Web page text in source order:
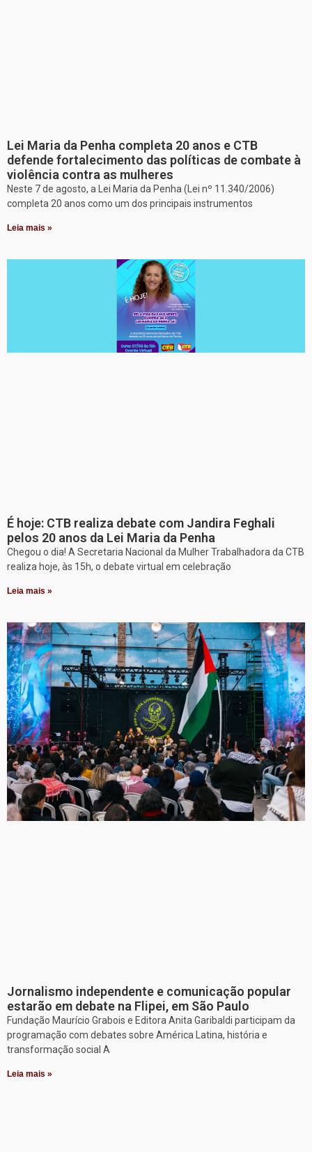
Lei Maria da Penha completa 20 anos e CTB
defende fortalecimento das políticas de combate à
violência contra as mulheres
Neste 7 de agosto, a Lei Maria da Penha (Lei nº 11.340/2006)
completa 20 anos como um dos principais instrumentos
Leia mais »
É hoje: CTB realiza debate com Jandira Feghali
pelos 20 anos da Lei Maria da Penha
Chegou o dia! A Secretaria Nacional da Mulher Trabalhadora da CTB
realiza hoje, às 15h, o debate virtual em celebração
Leia mais »
Jornalismo independente e comunicação popular
estarão em debate na Flipei, em São Paulo
Fundação Maurício Grabois e Editora Anita Garibaldi participam da
programação com debates sobre América Latina, história e
transformação social A
Leia mais »